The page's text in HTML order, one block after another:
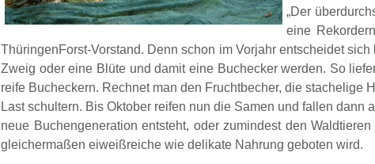
„Der
eine
ThüringenForst-Vorstand. Denn schon im Vorjahr entscheidet
Zweig oder eine Blüte und damit eine Buchecker werden. So
reife Bucheckern. Rechnet man den Fruchtbecher, die stachelige
Last schultern. Bis Oktober reifen nun die Samen und fallen
neue Buchengeneration entsteht, oder zumindest den
gleichermaßen eiweißreiche wie delikate Nahrung geboten wird.